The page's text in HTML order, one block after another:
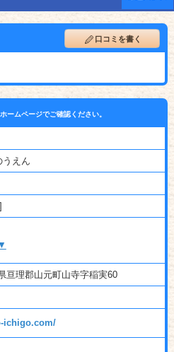
口コミを書く
ームページでご確認ください。
うえん
亘理郡山元町山寺字稲実60
ichigo.com/